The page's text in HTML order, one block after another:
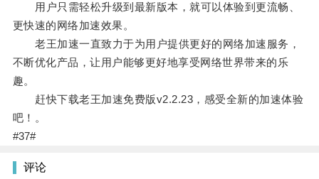
用户只需轻松升级到最新版本，就可以体验到更流畅、
更快速的网络加速效果。
老王加速一直致力于为用户提供更好的网络加速服务，
不断优化产品，让用户能够更好地享受网络世界带来的乐
趣。
赶快下载老王加速免费版v2.2.23，感受全新的加速体验
吧！。
#37#
评论